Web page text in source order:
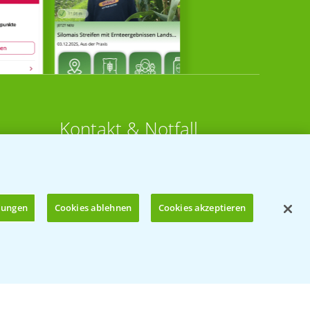
Kontakt & Notfall
KONTAKT
T.+49 (0)214/30-20220
Cookies ablehnen Cookies akzeptieren